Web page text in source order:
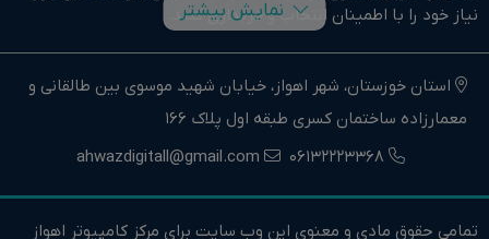
نیاز خود را با اطمینان انتخاب و خریداری کنند.
در وبسایت اهواز دیجیتال براحتی خرید آنلاین انجام دهید و در
کوتاهترین زمان ممکن کالای خود را تحویل بگیرید.
ما وارد کننده مستقیم انواع کامپیوتر،لپ تاپ و سخت افزار استوک و
اوپن باکس در جنوب غرب کشور هستیم.
خوزستان و جنوب غرب کشور است.
نمایش بیشتر
استان خوزستان، شهر اهواز، خیابان شهید موسوی بین طالقانی و
معمارزاده ساختمان کسری طبقه اول پلاک 166
06132223368
ahwazdigitall@gmail.com
تمامی حقوق مادی و معنوی این وب سایت برای مرکز کامپیوتر اهواز